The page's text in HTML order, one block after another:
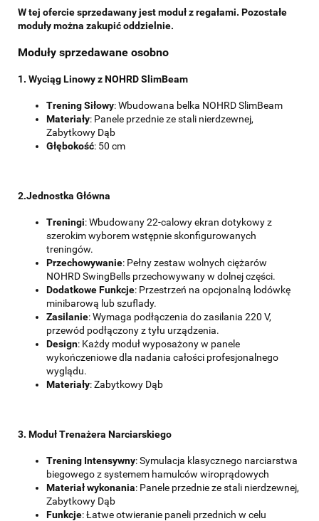
W tej ofercie sprzedawany jest moduł z regałami. Pozostałe
moduły można zakupić oddzielnie.
Moduły sprzedawane osobno
1. Wyciąg Linowy z NOHRD SlimBeam
Trening Siłowy: Wbudowana belka NOHRD SlimBeam
Materiały: Panele przednie ze stali nierdzewnej,
Zabytkowy Dąb
Głębokość: 50 cm
2.Jednostka Główna
Treningi: Wbudowany 22-calowy ekran dotykowy z
szerokim wyborem wstępnie skonfigurowanych
treningów.
Przechowywanie: Pełny zestaw wolnych ciężarów
NOHRD SwingBells przechowywany w dolnej części.
Dodatkowe Funkcje: Przestrzeń na opcjonalną lodówkę
minibarową lub szuflady.
Zasilanie: Wymaga podłączenia do zasilania 220 V,
przewód podłączony z tyłu urządzenia.
Design: Każdy moduł wyposażony w panele
wykończeniowe dla nadania całości profesjonalnego
wyglądu.
Materiały: Zabytkowy Dąb
3. Moduł Trenażera Narciarskiego
Trening Intensywny: Symulacja klasycznego narciarstwa
biegowego z systemem hamulców wiroprądowych
Materiał wykonania: Panele przednie ze stali nierdzewnej,
Zabytkowy Dąb
Funkcje: Łatwe otwieranie paneli przednich w celu